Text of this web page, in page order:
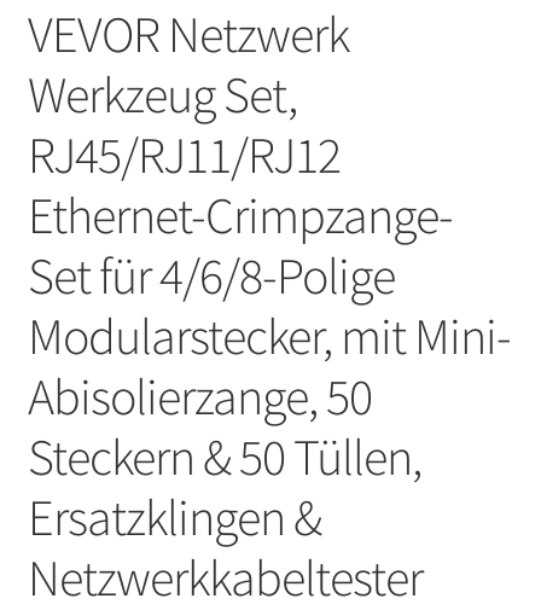
VEVOR Netzwerk
Werkzeug Set,
RJ45/RJ11/RJ12
Ethernet-Crimpzange-
Set für 4/6/8-Polige
Modularstecker, mit Mini-
Abisolierzange, 50
Steckern & 50 Tüllen,
Ersatzklingen &
Netzwerkkabeltester